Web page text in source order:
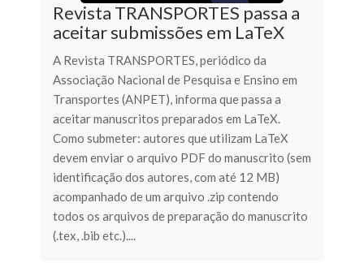
Revista TRANSPORTES passa a
aceitar submissões em LaTeX
A Revista TRANSPORTES, periódico da
Associação Nacional de Pesquisa e Ensino em
Transportes (ANPET), informa que passa a
aceitar manuscritos preparados em LaTeX.
Como submeter: autores que utilizam LaTeX
devem enviar o arquivo PDF do manuscrito (sem
identificação dos autores, com até 12 MB)
acompanhado de um arquivo .zip contendo
todos os arquivos de preparação do manuscrito
(.tex, .bib etc.)....